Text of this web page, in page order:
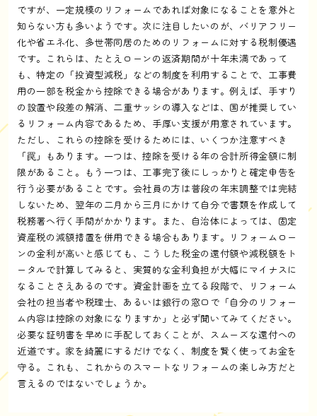
ですが、一定規模のリフォームであれば対象になることを意外と
知らない方も多いようです。次に注目したいのが、バリアフリー
化や省エネ化、多世帯同居のためのリフォームに対する税制優遇
です。これらは、たとえローンの返済期間が十年未満であって
も、特定の「投資型減税」などの制度を利用することで、工事費
用の一部を税金から控除できる場合があります。例えば、手すり
の設置や段差の解消、二重サッシの導入などは、国が推奨してい
るリフォーム内容であるため、手厚い支援が用意されています。
ただし、これらの控除を受けるためには、いくつか注意すべき
「罠」もあります。一つは、控除を受ける年の合計所得金額に制
限があること。もう一つは、工事完了後にしっかりと確定申告を
行う必要があることです。会社員の方は普段の年末調整では完結
しないため、翌年の二月から三月にかけて自分で書類を作成して
税務署へ行く手間がかかります。また、自治体によっては、固定
資産税の減額措置を併用できる場合もあります。リフォームロー
ンの金利が高いと感じても、こうした税金の還付額や減税額をト
ータルで計算してみると、実質的な金利負担が大幅にマイナスに
なることさえあるのです。資金計画を立てる段階で、リフォーム
会社の担当者や税理士、あるいは銀行の窓口で「自分のリフォー
ム内容は控除の対象になりますか」と必ず聞いてみてください。
必要な証明書を早めに手配しておくことが、スムーズな還付への
近道です。家を綺麗にするだけでなく、制度を賢く使ってお金を
守る。これも、これからのスマートなリフォームの楽しみ方だと
言えるのではないでしょうか。